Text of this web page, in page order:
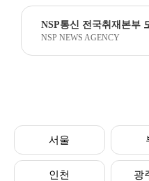
NSP통신 전국취재본부
NSP NEWS AGENCY
서울
인천 광